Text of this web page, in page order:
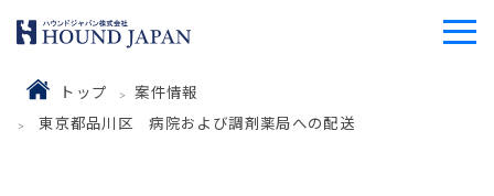
トップ
案件情報
東京都品川区 病院および調剤薬局への配送